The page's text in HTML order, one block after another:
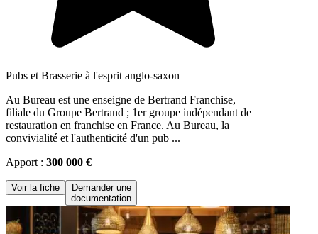
Pubs et Brasserie à l'esprit anglo-saxon
Au Bureau est une enseigne de Bertrand Franchise,
filiale du Groupe Bertrand ; 1er groupe indépendant de
restauration en franchise en France. Au Bureau, la
convivialité et l'authenticité d'un pub ...
Apport : 300 000 €
Voir la fiche
Demander une
documentation